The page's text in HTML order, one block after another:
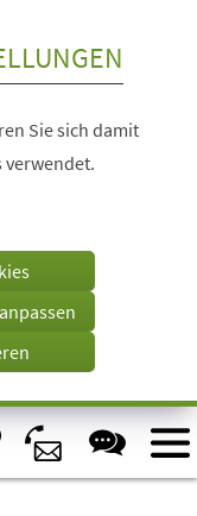
Sie sich damit
verwendet.